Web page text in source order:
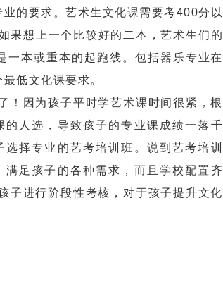
的要求。艺术生文化课需要考400分以
果想上一个比较好的二本，艺术生们的
本或重本的起跑线。包括器乐专业在
低文化课要求。
因为孩子平时学艺术课时间很紧，根
人选，导致孩子的专业课成绩一落千
择专业的艺考培训班。说到艺考培训
足孩子的各种需求，而且学校配置齐
子进行阶段性考核，对于孩子提升文化